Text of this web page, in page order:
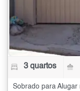
3 quartos